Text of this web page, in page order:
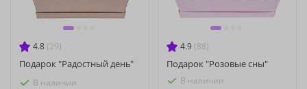
4.8 (29)
Подарок "Радостный день"
В наличии
4.9 (88)
Подарок "Розовые сны"
В наличии